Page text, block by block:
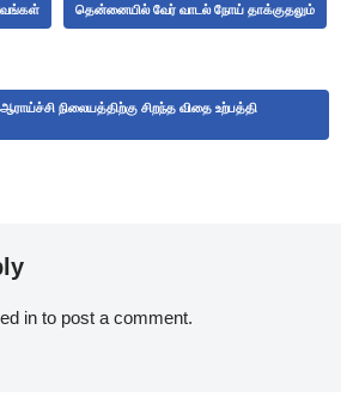
தென்னையில் வேர் வாடல் நோய் தாக்குதலும்
நிலையத்திற்கு சிறந்த விதை உற்பத்தி
in to post a comment.